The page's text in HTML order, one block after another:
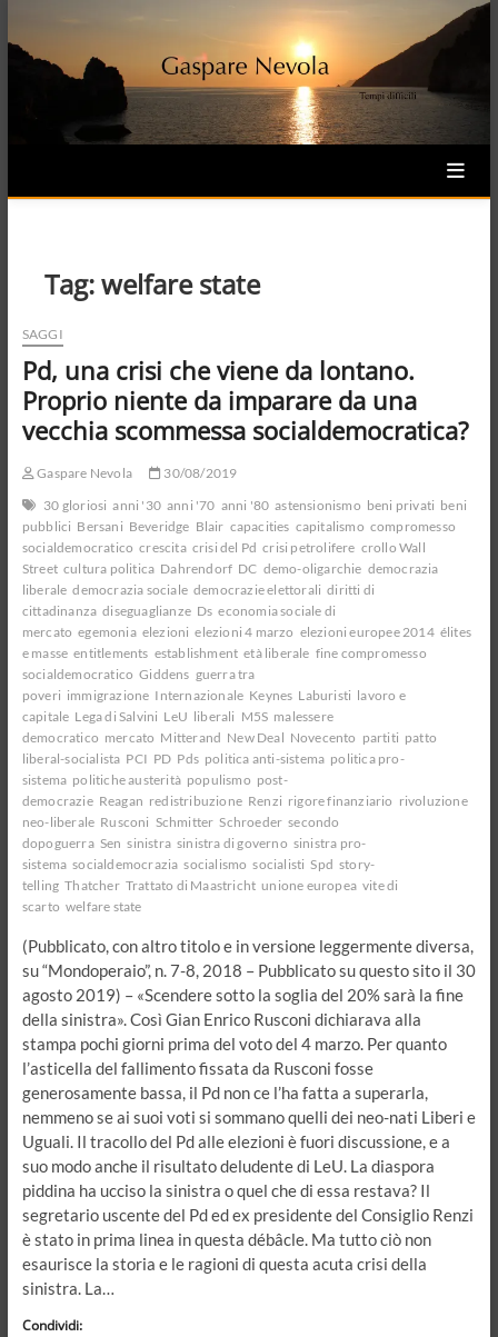
content
Tag:welfare state
SAGGI
Pd, una crisi che viene da lontano.
Proprio niente da imparare da una
vecchia scommessa socialdemocratica?
Gaspare Nevola
30/08/2019
30 gloriosi anni '30 anni '70 anni '80 astensionismo beni privati beni
pubblici Bersani Beveridge Blair capacities capitalismo compromesso
socialdemocratico crescita crisi del Pd crisi petrolifere crollo Wall
Street cultura politica Dahrendorf DC demo-oligarchie democrazia
liberale democrazia sociale democrazie elettorali diritti di
cittadinanza diseguaglianze Ds economia sociale di
mercato egemonia elezioni elezioni 4 marzo elezioni europee 2014 élites
e masse entitlements establishment età liberale fine compromesso
socialdemocratico Giddens guerra tra
poveri immigrazione Internazionale Keynes Laburisti lavoro e
capitale Lega di Salvini LeU liberali M5S malessere
democratico mercato Mitterand New Deal Novecento partiti patto
liberal-socialista PCI PD Pds politica anti-sistema politica pro-
sistema politiche austerità populismo post-
democrazie Reagan redistribuzione Renzi rigore finanziario rivoluzione
neo-liberale Rusconi Schmitter Schroeder secondo
dopoguerra Sen sinistra sinistra di governo sinistra pro-
sistema socialdemocrazia socialismo socialisti Spd story-
telling Thatcher Trattato di Maastricht unione europea vite di
scarto welfare state
(Pubblicato, con altro titolo e in versione leggermente diversa,
su “Mondoperaio”, n. 7-8, 2018 – Pubblicato su questo sito il 30
agosto 2019) – «Scendere sotto la soglia del 20% sarà la fine
della sinistra». Così Gian Enrico Rusconi dichiarava alla
stampa pochi giorni prima del voto del 4 marzo. Per quanto
l’asticella del fallimento fissata da Rusconi fosse
generosamente bassa, il Pd non ce l’ha fatta a superarla,
nemmeno se ai suoi voti si sommano quelli dei neo-nati Liberi e
Uguali. Il tracollo del Pd alle elezioni è fuori discussione, e a
suo modo anche il risultato deludente di LeU. La diaspora
piddina ha ucciso la sinistra o quel che di essa restava? Il
segretario uscente del Pd ed ex presidente del Consiglio Renzi
è stato in prima linea in questa débâcle. Ma tutto ciò non
esaurisce la storia e le ragioni di questa acuta crisi della
sinistra. La…
Condividi: